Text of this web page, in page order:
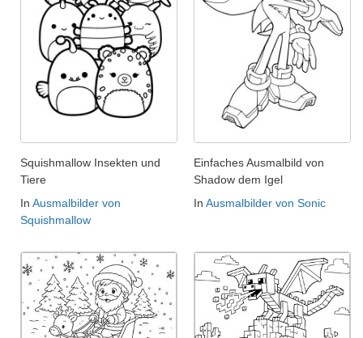
Squishmallow Insekten und
Tiere
In Ausmalbilder von
Squishmallow
Einfaches Ausmalbild von
Shadow dem Igel
In Ausmalbilder von Sonic